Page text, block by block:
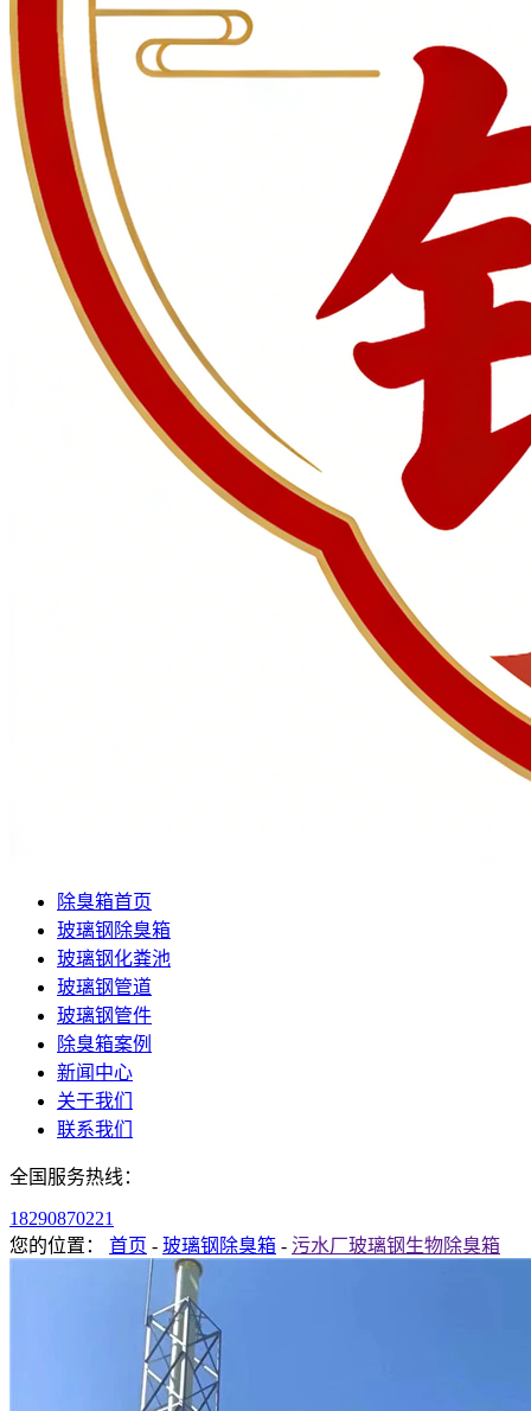
除臭箱首页
玻璃钢除臭箱
玻璃钢化粪池
玻璃钢管道
玻璃钢管件
除臭箱案例
新闻中心
关于我们
联系我们
全国服务热线：
18290870221
您的位置： 首页 - 玻璃钢除臭箱 - 污水厂玻璃钢生物除臭箱